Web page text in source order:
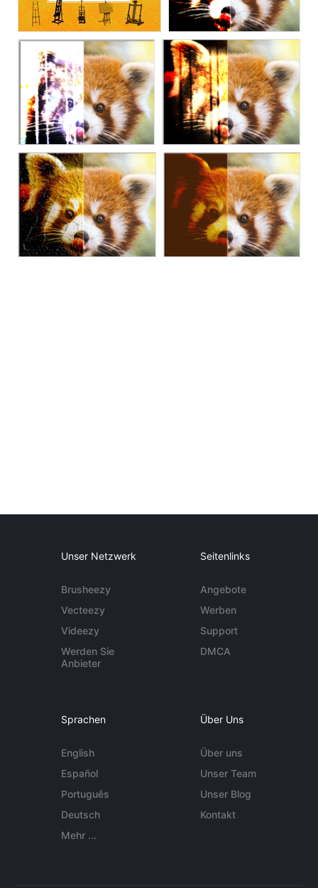
Unser Netzwerk
Brusheezy
Vecteezy
Videezy
Werden Sie
Anbieter
Seitenlinks
Angebote
Werben
Support
DMCA
Sprachen
English
Español
Português
Deutsch
Mehr ...
Über Uns
Über uns
Unser Team
Unser Blog
Kontakt